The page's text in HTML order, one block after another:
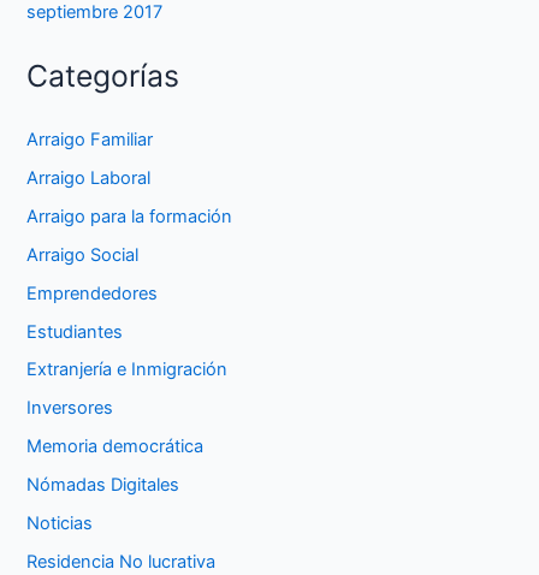
septiembre 2017
Categorías
Arraigo Familiar
Arraigo Laboral
Arraigo para la formación
Arraigo Social
Emprendedores
Estudiantes
Extranjería e Inmigración
Inversores
Memoria democrática
Nómadas Digitales
Noticias
Residencia No lucrativa